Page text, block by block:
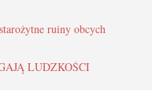
ruiny obcych
LUDZKOŚCI